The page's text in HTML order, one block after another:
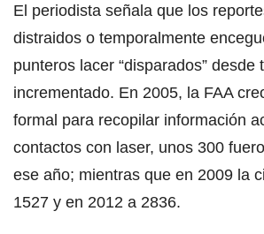
El periodista señala que los
distraidos o temporalmente
punteros lacer “disparados” desde
incrementado. En 2005, la FAA
formal para recopilar información
contactos con laser, unos 300
ese año; mientras que en 2009 la
1527 y en 2012 a 2836.